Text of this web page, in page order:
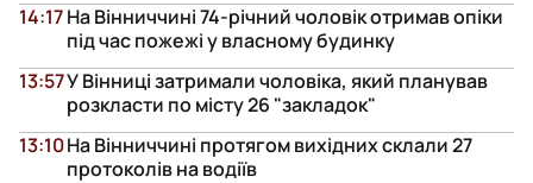
На Вінниччині 74-річний чоловік отримав опіки
під час пожежі у власному будинку
14:17
У Вінниці затримали чоловіка, який планував
розкласти по місту 26 "закладок"
13:57
На Вінниччині протягом вихідних склали 27
протоколів на водіїв
13:10